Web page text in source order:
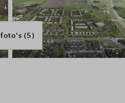
Inloggen
foto's (5)